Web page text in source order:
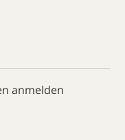
anmelden